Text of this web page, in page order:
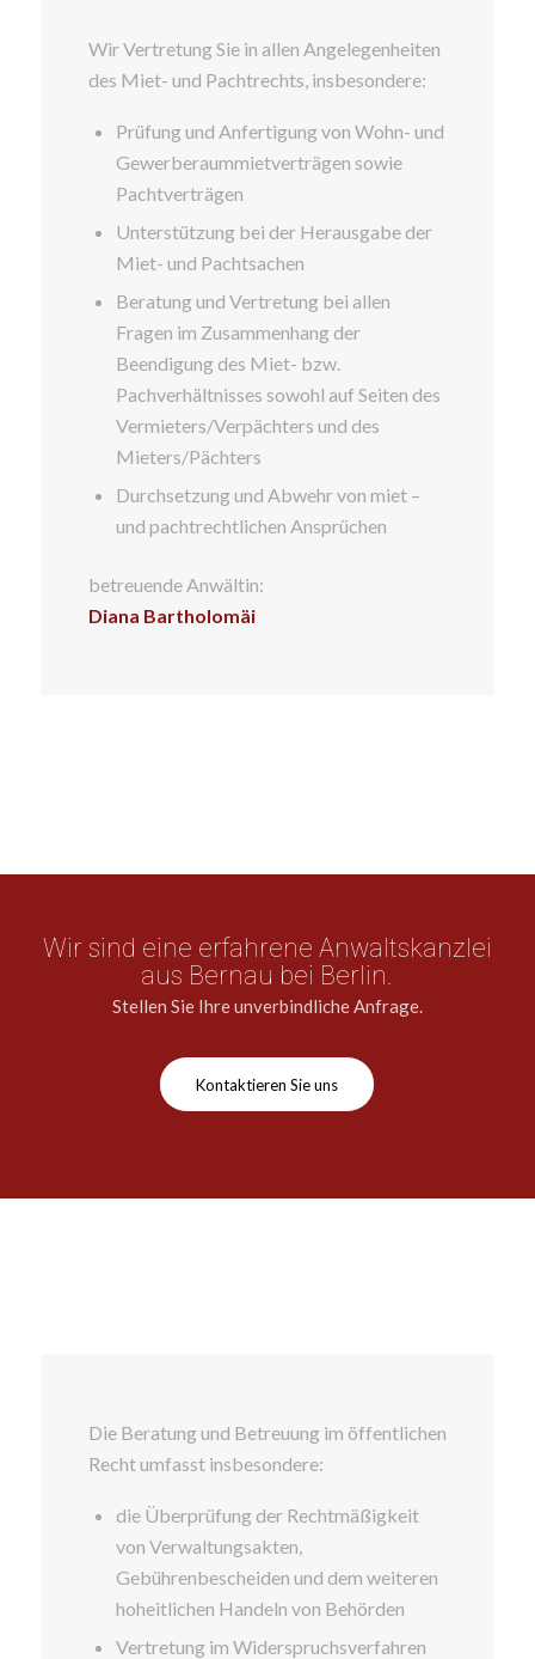
Wir Vertretung Sie in allen Angelegenheiten
des Miet- und Pachtrechts, insbesondere:
Prüfung und Anfertigung von Wohn- und
Gewerberaummietverträgen sowie
Pachtverträgen
Unterstützung bei der Herausgabe der
Miet- und Pachtsachen
Beratung und Vertretung bei allen
Fragen im Zusammenhang der
Beendigung des Miet- bzw.
Pachverhältnisses sowohl auf Seiten des
Vermieters/Verpächters und des
Mieters/Pächters
Durchsetzung und Abwehr von miet –
und pachtrechtlichen Ansprüchen
betreuende Anwältin:
Diana Bartholomäi
Wir sind eine erfahrene Anwaltskanzlei
aus Bernau bei Berlin.
Stellen Sie Ihre unverbindliche Anfrage.
Kontaktieren Sie uns
Die Beratung und Betreuung im öffentlichen
Recht umfasst insbesondere:
die Überprüfung der Rechtmäßigkeit
von Verwaltungsakten,
Gebührenbescheiden und dem weiteren
hoheitlichen Handeln von Behörden
Vertretung im Widerspruchsverfahren